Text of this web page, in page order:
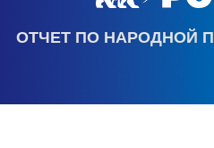
ОТЧЕТ ПО НАРОДНОЙ